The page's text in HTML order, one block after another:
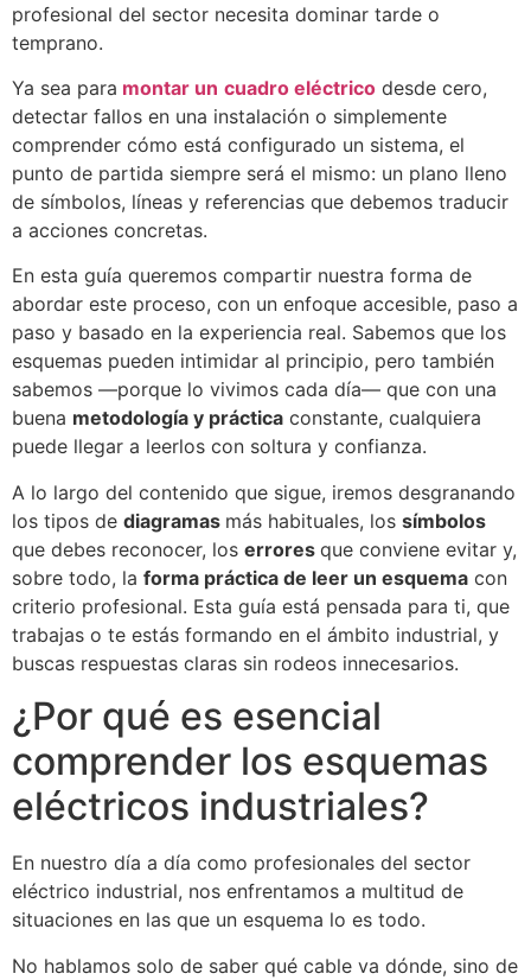
profesional del sector necesita dominar tarde o
temprano.
Ya sea para montar un cuadro eléctrico desde cero,
detectar fallos en una instalación o simplemente
comprender cómo está configurado un sistema, el
punto de partida siempre será el mismo: un plano lleno
de símbolos, líneas y referencias que debemos traducir
a acciones concretas.
En esta guía queremos compartir nuestra forma de
abordar este proceso, con un enfoque accesible, paso a
paso y basado en la experiencia real. Sabemos que los
esquemas pueden intimidar al principio, pero también
sabemos —porque lo vivimos cada día— que con una
buena metodología y práctica constante, cualquiera
puede llegar a leerlos con soltura y confianza.
A lo largo del contenido que sigue, iremos desgranando
los tipos de diagramas más habituales, los símbolos
que debes reconocer, los errores que conviene evitar y,
sobre todo, la forma práctica de leer un esquema con
criterio profesional. Esta guía está pensada para ti, que
trabajas o te estás formando en el ámbito industrial, y
buscas respuestas claras sin rodeos innecesarios.
¿Por qué es esencial
comprender los esquemas
eléctricos industriales?
En nuestro día a día como profesionales del sector
eléctrico industrial, nos enfrentamos a multitud de
situaciones en las que un esquema lo es todo.
No hablamos solo de saber qué cable va dónde, sino de